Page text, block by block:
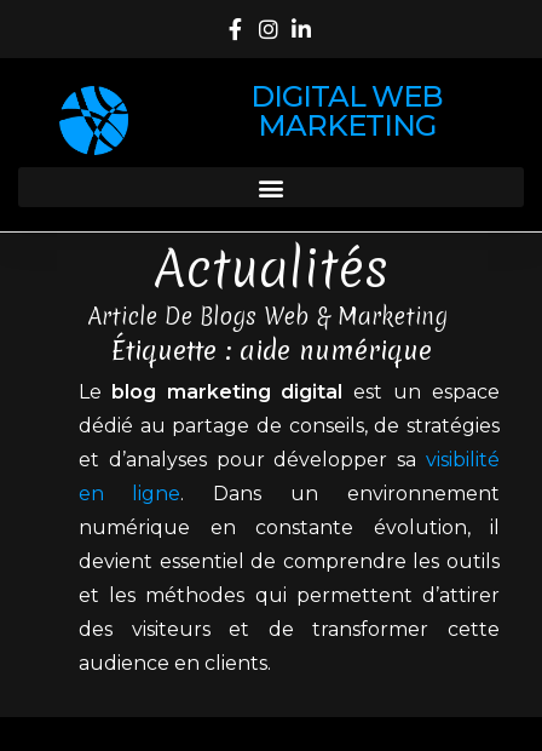
DIGITAL WEB
MARKETING
Actualités
Article De Blogs Web & Marketing
Étiquette : aide numérique
Le blog marketing digital est un espace
dédié au partage de conseils, de stratégies
et d’analyses pour développer sa visibilité
en ligne. Dans un environnement
numérique en constante évolution, il
devient essentiel de comprendre les outils
et les méthodes qui permettent d’attirer
des visiteurs et de transformer cette
audience en clients.